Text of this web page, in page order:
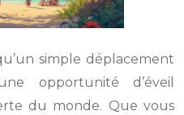
simple déplacement
opportunité d’éveil
du monde. Que vous